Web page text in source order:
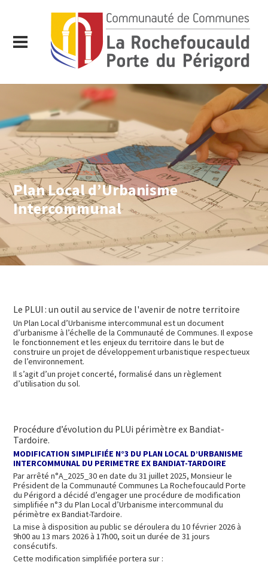
Plan Local d’Urbanisme
Intercommunal
Le PLUI : un outil au service de l'avenir de notre territoire
Un Plan Local d’Urbanisme intercommunal est un document
d’urbanisme à l’échelle de la Communauté de Communes. Il expose
le fonctionnement et les enjeux du territoire dans le but de
construire un projet de développement urbanistique respectueux
de l’environnement.
Il s’agit d’un projet concerté, formalisé dans un règlement
d’utilisation du sol.
Procédure d’évolution du PLUi périmètre ex Bandiat-
Tardoire.
MODIFICATION SIMPLIFIÉE N°3 DU PLAN LOCAL D’URBANISME
INTERCOMMUNAL DU PERIMETRE EX BANDIAT-TARDOIRE
Par arrêté n°A_2025_30 en date du 31 juillet 2025, Monsieur le
Président de la Communauté Communes La Rochefoucauld Porte
du Périgord a décidé d’engager une procédure de modification
simplifiée n°3 du Plan Local d’Urbanisme intercommunal du
périmètre ex Bandiat-Tardoire.
La mise à disposition au public se déroulera du 10 février 2026 à
9h00 au 13 mars 2026 à 17h00, soit un durée de 31 jours
consécutifs.
Cette modification simplifiée portera sur :